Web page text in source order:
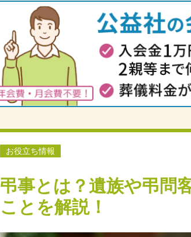
お役立ち情報
弔事とは？遺族や弔問
ことを解説！